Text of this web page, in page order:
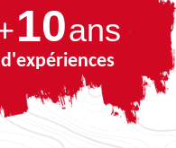
10ans
d'expériences